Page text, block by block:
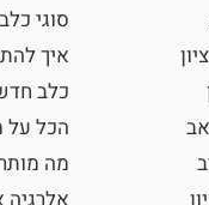
סוגי
איך
כלב
הכל על
מה